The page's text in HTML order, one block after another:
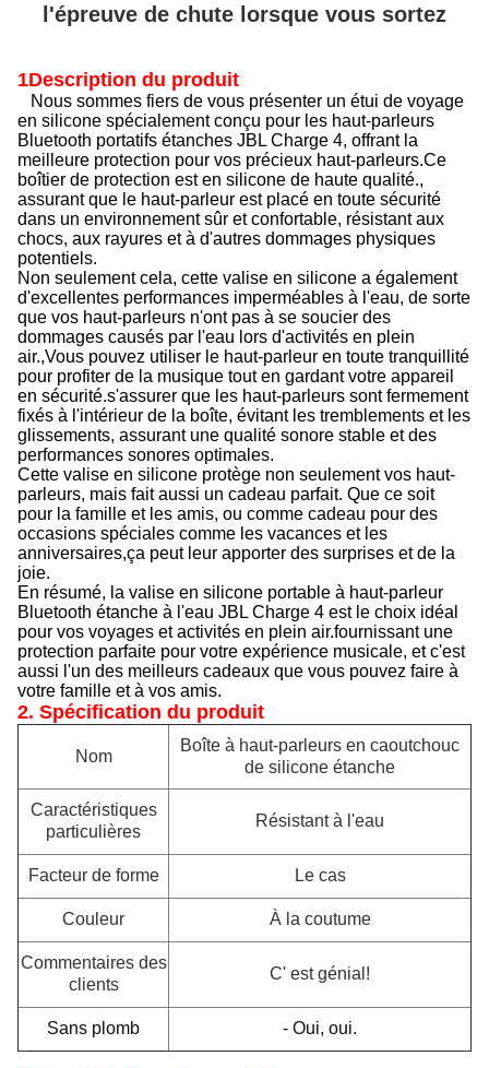
l'épreuve de chute lorsque vous sortez
1Description du produit
Nous sommes fiers de vous présenter un étui de voyage
en silicone spécialement conçu pour les haut-parleurs
Bluetooth portatifs étanches JBL Charge 4, offrant la
meilleure protection pour vos précieux haut-parleurs.Ce
boîtier de protection est en silicone de haute qualité.,
assurant que le haut-parleur est placé en toute sécurité
dans un environnement sûr et confortable, résistant aux
chocs, aux rayures et à d'autres dommages physiques
potentiels.
Non seulement cela, cette valise en silicone a également
d'excellentes performances imperméables à l'eau, de sorte
que vos haut-parleurs n'ont pas à se soucier des
dommages causés par l'eau lors d'activités en plein
air.,Vous pouvez utiliser le haut-parleur en toute tranquillité
pour profiter de la musique tout en gardant votre appareil
en sécurité.s'assurer que les haut-parleurs sont fermement
fixés à l'intérieur de la boîte, évitant les tremblements et les
glissements, assurant une qualité sonore stable et des
performances sonores optimales.
Cette valise en silicone protège non seulement vos haut-
parleurs, mais fait aussi un cadeau parfait. Que ce soit
pour la famille et les amis, ou comme cadeau pour des
occasions spéciales comme les vacances et les
anniversaires,ça peut leur apporter des surprises et de la
joie.
En résumé, la valise en silicone portable à haut-parleur
Bluetooth étanche à l'eau JBL Charge 4 est le choix idéal
pour vos voyages et activités en plein air.fournissant une
protection parfaite pour votre expérience musicale, et c'est
aussi l'un des meilleurs cadeaux que vous pouvez faire à
votre famille et à vos amis.
2. Spécification du produit
Nom
Boîte à haut-parleurs en caoutchouc
de silicone étanche
Caractéristiques
particulières
Résistant à l'eau
Facteur de forme Le cas
Couleur À la coutume
Commentaires des
clients
C' est génial!
Sans plomb - Oui, oui.